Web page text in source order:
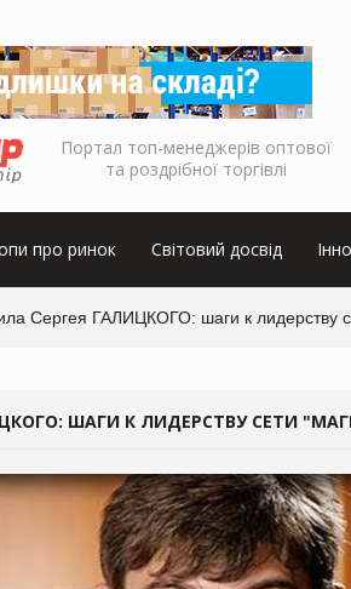
Портал топ-менеджерів оптової
та роздрібної торгівлі
про ринок Світовий досвід
Сергея ГАЛИЦКОГО: шаги к лидерству
ШАГИ К ЛИДЕРСТВУ СЕТИ